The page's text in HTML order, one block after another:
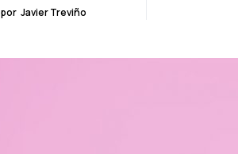
por Javier Treviño